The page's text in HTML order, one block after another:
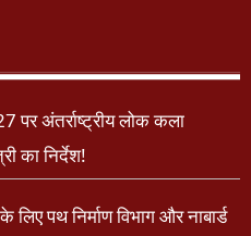
पर अंतर्राष्ट्रीय लोक कला
का निर्देश!
पथ निर्माण विभाग और नाबार्ड